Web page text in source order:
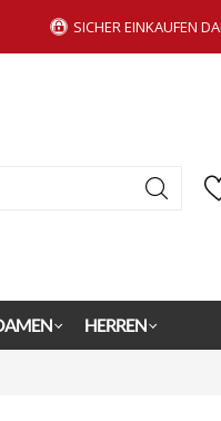
SICHER EINKAUFEN
HERREN